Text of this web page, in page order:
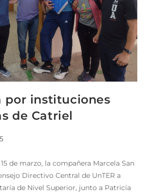
por instituciones
de Catriel
15 de marzo, la compañera Marcela San
Directivo Central de UnTER a
de Nivel Superior, junto a Patricia